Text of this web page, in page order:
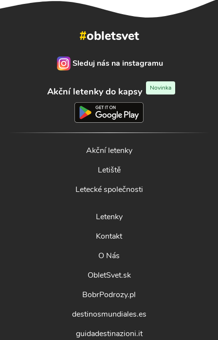
#obletsvet
Sleduj nás na instagramu
Akční letenky do kapsy Novinka
Akční letenky
Letiště
Letecké společnosti
Letenky
Kontakt
O Nás
ObletSvet.sk
BobrPodrozy.pl
destinosmundiales.es
guidadestinazioni.it